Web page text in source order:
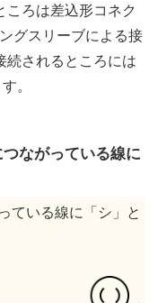
ころは差込形コネク
グスリーブによる接
続されるところには
。
ながっている線に
ている線に「シ」と